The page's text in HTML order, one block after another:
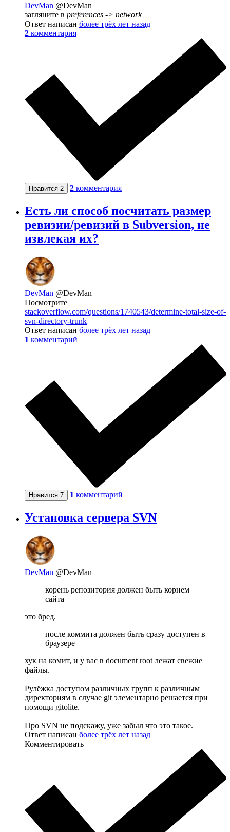
DevMan @DevMan
загляните в preferences -> network
Ответ написан более трёх лет назад
2 комментария
Нравится 2 2 комментария
Есть ли способ посчитать размер
ревизии/ревизий в Subversion, не
извлекая их?
DevMan @DevMan
Посмотрите
stackoverflow.com/questions/1740543/determine-total-size-of-
svn-directory-trunk
Ответ написан более трёх лет назад
1 комментарий
Нравится 7 1 комментарий
Установка сервера SVN
DevMan @DevMan
корень репозитория должен быть корнем
сайта
это бред.
после коммита должен быть сразу доступен в
браузере
хук на комит, и у вас в document root лежат свежие
файлы.
Рулёжка доступом различных групп к различным
директориям в случае git элементарно решается при
помощи gitolite.
Про SVN не подскажу, уже забыл что это такое.
Ответ написан более трёх лет назад
Комментировать